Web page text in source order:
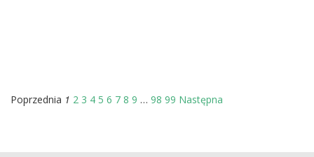
Poprzednia 1 2 3 4 5 6 7 8 9 … 98 99 Następna